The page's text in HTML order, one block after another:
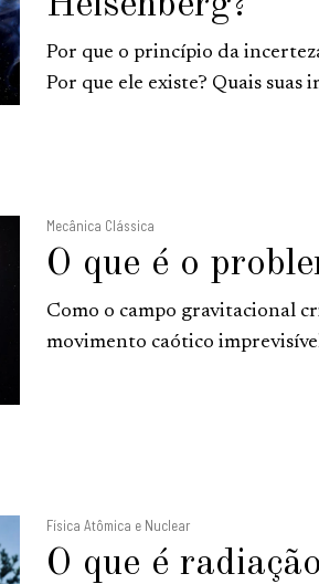
Por que o princípio da
Por que ele existe? Quais suas
Mecânica Clássica
O que é o
Como o campo gravitacional
movimento caótico
Física Atômica e Nuclear
O que é